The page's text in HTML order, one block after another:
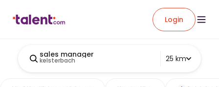
Login
sales manager
kelsterbach 25 km